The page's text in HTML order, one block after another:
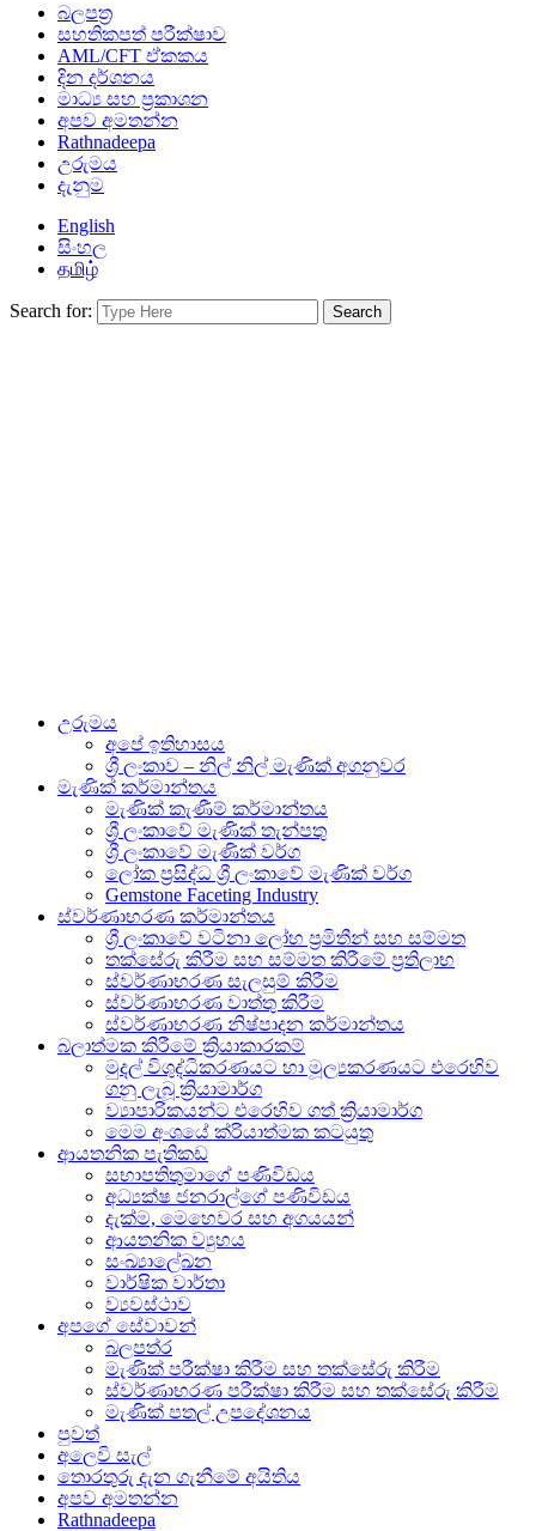
බලපත්‍ර
සහතිකපත් පරීක්ෂාව
AML/CFT ඒකකය
දින දර්ශනය
මාධ්‍ය සහ ප්‍රකාශන
අපව අමතන්න
Rathnadeepa
උරුමය
දැනුම
English
සිංහල
தமிழ்
Search for:
උරුමය
අපේ ඉතිහාසය
ශ්‍රී ලංකාව – නිල් නිල් මැණික් අගනුවර
මැණික් කර්මාන්තය
මැණික් කැණීම් කර්මාන්තය
ශ්‍රී ලංකාවේ මැණික් තැන්පතු
ශ්‍රී ලංකාවේ මැණික් වර්ග
ලෝක ප්‍රසිද්ධ ශ්‍රී ලංකාවේ මැණික් වර්ග
Gemstone Faceting Industry
ස්වර්ණාභරණ කර්මාන්තය
ශ්‍රී ලංකාවේ වටිනා ලෝහ ප්‍රමිතීන් සහ සම්මත
තක්සේරු කිරීම සහ සම්මත කිරීමේ ප්‍රතිලාභ
ස්වර්ණාභරණ සැලසුම් කිරීම
ස්වර්ණාභරණ වාත්තු කිරීම
ස්වර්ණාභරණ නිෂ්පාදන කර්මාන්තය
බලාත්මක කිරීමේ ක්‍රියාකාරකම්
මුදල් විශුද්ධිකරණයට හා මූල්‍යකරණයට එරෙහිව
ගනු ලැබූ ක්‍රියාමාර්ග
ව්‍යාපාරිකයන්ට එරෙහිව ගත් ක්‍රියාමාර්ග
මෙම අංශයේ ක්රියාත්මක කටයුතු
ආයතනික පැතිකඩ
සභාපතිතුමාගේ පණිවිඩය
අධ්‍යක්ෂ ජනරාල්ගේ පණිවිඩය
දැක්ම, මෙහෙවර සහ අගයයන්
ආයතනික ව්‍යුහය
සංඛ්‍යාලේඛන
වාර්ෂික වාර්තා
ව්‍යවස්ථාව
අපගේ සේවාවන්
බලපත්ර
මැණික් පරීක්ෂා කිරීම සහ තක්සේරු කිරීම
ස්වර්ණාභරණ පරීක්ෂා කිරීම සහ තක්සේරු කිරීම
මැණික් පතල් උපදේශනය
පුවත්
අලෙවි සැල්
තොරතුරු දැන ගැනීමේ අයිතිය
අපව අමතන්න
Rathnadeepa